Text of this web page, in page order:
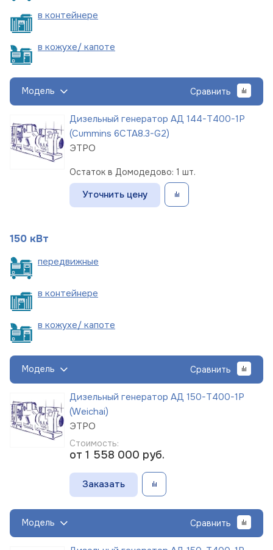
в контейнере
в кожухе/ капоте
Модель Сравнить
Дизельный генератор АД 144-Т400-1Р
(Cummins 6CTA8.3-G2)
ЭТРО
Остаток в Домодедово: 1 шт.
Уточнить цену
150 кВт
передвижные
в контейнере
в кожухе/ капоте
Модель Сравнить
Дизельный генератор АД 150-Т400-1Р
(Weichai)
ЭТРО
Стоимость:
от 1 558 000 руб.
Заказать
Модель Сравнить